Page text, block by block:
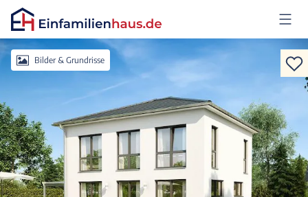
AnmeldenBilder & Grundrisse